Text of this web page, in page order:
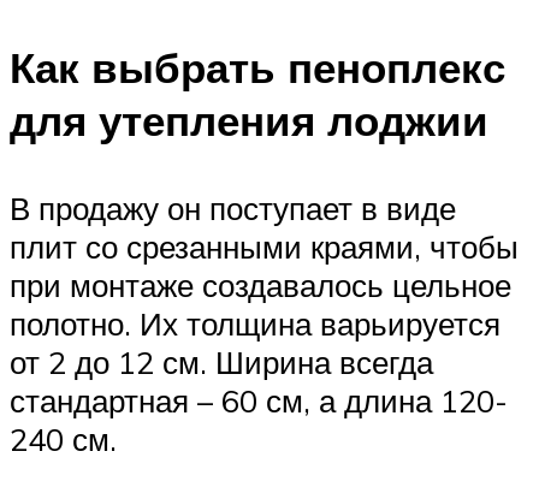
Как выбрать пеноплекс
для утепления лоджии
В продажу он поступает в виде
плит со срезанными краями, чтобы
при монтаже создавалось цельное
полотно. Их толщина варьируется
от 2 до 12 см. Ширина всегда
стандартная – 60 см, а длина 120-
240 см.